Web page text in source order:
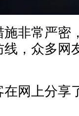
非常严密
，众多网
网上分享